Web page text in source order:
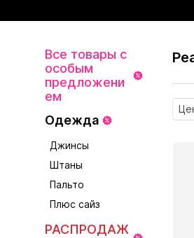
Все товары с
особым
предложени
ем
Одежда
Джинсы
Штаны
Пальто
Плюс сайз
РАСПРОДАЖ